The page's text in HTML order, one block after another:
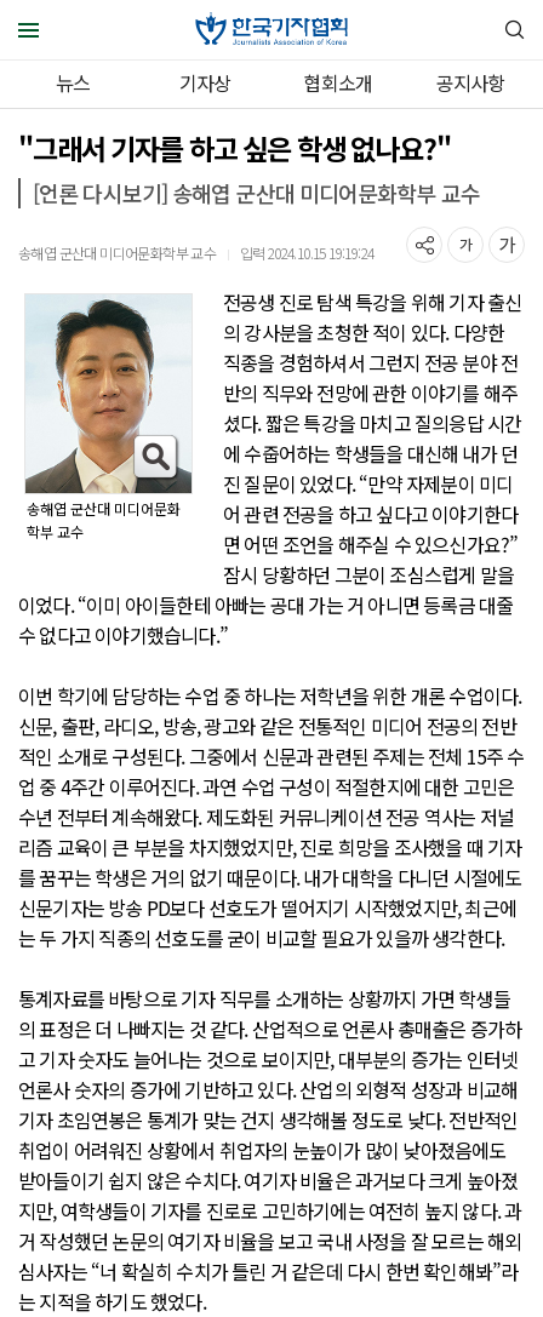
뉴스 기자상 협회소개 공지사항
"그래서 기자를 하고 싶은 학생 없나요?"
[언론 다시보기] 송해엽 군산대 미디어문화학부 교수
송해엽 군산대 미디어문화학부 교수 ｜ 입력 2024.10.15 19:19:24
송해엽 군산대 미디어문화
학부 교수
전공생 진로 탐색 특강을 위해 기자 출신
의 강사분을 초청한 적이 있다. 다양한
직종을 경험하셔서 그런지 전공 분야 전
반의 직무와 전망에 관한 이야기를 해주
셨다. 짧은 특강을 마치고 질의응답 시간
에 수줍어하는 학생들을 대신해 내가 던
진 질문이 있었다. “만약 자제분이 미디
어 관련 전공을 하고 싶다고 이야기한다
면 어떤 조언을 해주실 수 있으신가요?”
잠시 당황하던 그분이 조심스럽게 말을
이었다. “이미 아이들한테 아빠는 공대 가는 거 아니면 등록금 대줄
수 없다고 이야기했습니다.”
이번 학기에 담당하는 수업 중 하나는 저학년을 위한 개론 수업이다.
신문, 출판, 라디오, 방송, 광고와 같은 전통적인 미디어 전공의 전반
적인 소개로 구성된다. 그중에서 신문과 관련된 주제는 전체 15주 수
업 중 4주간 이루어진다. 과연 수업 구성이 적절한지에 대한 고민은
수년 전부터 계속해왔다. 제도화된 커뮤니케이션 전공 역사는 저널
리즘 교육이 큰 부분을 차지했었지만, 진로 희망을 조사했을 때 기자
를 꿈꾸는 학생은 거의 없기 때문이다. 내가 대학을 다니던 시절에도
신문기자는 방송 PD보다 선호도가 떨어지기 시작했었지만, 최근에
는 두 가지 직종의 선호도를 굳이 비교할 필요가 있을까 생각한다.
통계자료를 바탕으로 기자 직무를 소개하는 상황까지 가면 학생들
의 표정은 더 나빠지는 것 같다. 산업적으로 언론사 총매출은 증가하
고 기자 숫자도 늘어나는 것으로 보이지만, 대부분의 증가는 인터넷
언론사 숫자의 증가에 기반하고 있다. 산업의 외형적 성장과 비교해
기자 초임연봉은 통계가 맞는 건지 생각해볼 정도로 낮다. 전반적인
취업이 어려워진 상황에서 취업자의 눈높이가 많이 낮아졌음에도
받아들이기 쉽지 않은 수치다. 여기자 비율은 과거보다 크게 높아졌
지만, 여학생들이 기자를 진로로 고민하기에는 여전히 높지 않다. 과
거 작성했던 논문의 여기자 비율을 보고 국내 사정을 잘 모르는 해외
심사자는 “너 확실히 수치가 틀린 거 같은데 다시 한번 확인해봐”라
는 지적을 하기도 했었다.